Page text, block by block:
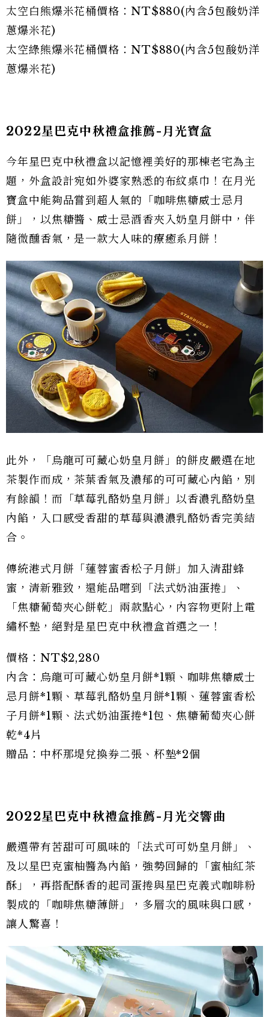
太空白熊爆米花桶價格：NT$880(內含5包酸奶洋
蔥爆米花)
太空綠熊爆米花桶價格：NT$880(內含5包酸奶洋
蔥爆米花)
2022星巴克中秋禮盒推薦-月光寶盒
今年星巴克中秋禮盒以記憶裡美好的那棟老宅為主
題，外盒設計宛如外婆家熟悉的布紋桌巾！在月光
寶盒中能夠品嘗到超人氣的「咖啡焦糖威士忌月
餅」，以焦糖醬、威士忌酒香夾入奶皇月餅中，伴
隨微醺香氣，是一款大人味的療癒系月餅！
此外，「烏龍可可藏心奶皇月餅」的餅皮嚴選在地
茶製作而成，茶葉香氣及濃郁的可可藏心內餡，別
有餘韻！而「草莓乳酪奶皇月餅」以香濃乳酪奶皇
內餡，入口感受香甜的草莓與濃濃乳酪奶香完美結
合。
傳統港式月餅「蓮蓉蜜香松子月餅」加入清甜蜂
蜜，清新雅致，還能品嚐到「法式奶油蛋捲」、
「焦糖葡萄夾心餅乾」兩款點心，內容物更附上電
繡杯墊，絕對是星巴克中秋禮盒首選之一！
價格：NT$2,280
內含：烏龍可可藏心奶皇月餅*1顆、咖啡焦糖威士
忌月餅*1顆、草莓乳酪奶皇月餅*1顆、蓮蓉蜜香松
子月餅*1顆、法式奶油蛋捲*1包、焦糖葡萄夾心餅
乾*4片
贈品：中杯那堤兌換券二張、杯墊*2個
2022星巴克中秋禮盒推薦-月光交響曲
嚴選帶有苦甜可可風味的「法式可可奶皇月餅」、
及以星巴克蜜柚醬為內餡，強勢回歸的「蜜柚紅茶
酥」，再搭配酥香的起司蛋捲與星巴克義式咖啡粉
製成的「咖啡焦糖薄餅」，多層次的風味與口感，
讓人驚喜！